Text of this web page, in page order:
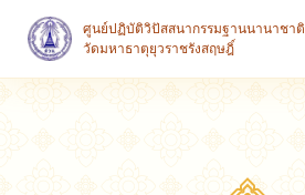
ศูนย์ปฏิบัติวิปัสสนากรรมฐานนานาชาติ
วัดมหาธาตุยุวราชรังสฤษฎิ์